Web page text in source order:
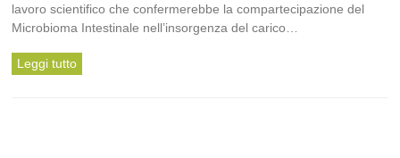
lavoro scientifico che confermerebbe la compartecipazione del
Microbioma Intestinale nell’insorgenza del carico…
Leggi tutto